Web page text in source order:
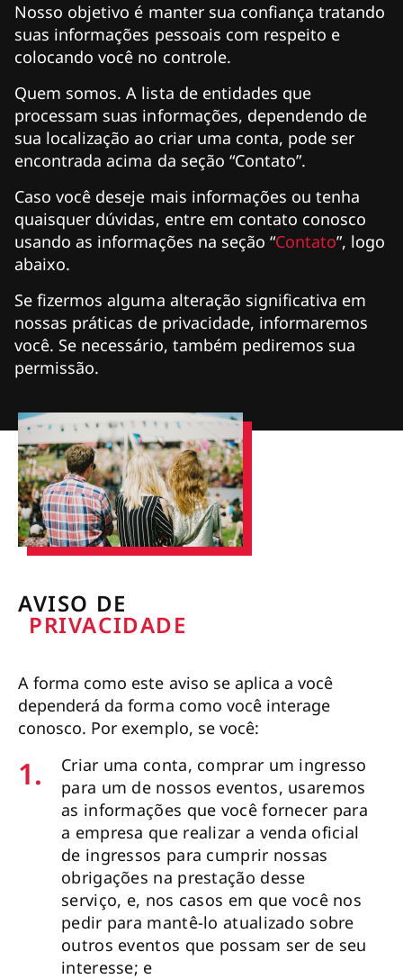
Nosso objetivo é manter sua confiança tratando
suas informações pessoais com respeito e
colocando você no controle.
Quem somos. A lista de entidades que
processam suas informações, dependendo de
sua localização ao criar uma conta, pode ser
encontrada acima da seção “Contato”.
Caso você deseje mais informações ou tenha
quaisquer dúvidas, entre em contato conosco
usando as informações na seção “Contato”, logo
abaixo.
Se fizermos alguma alteração significativa em
nossas práticas de privacidade, informaremos
você. Se necessário, também pediremos sua
permissão.
AVISO DE
PRIVACIDADE
A forma como este aviso se aplica a você
dependerá da forma como você interage
conosco. Por exemplo, se você:
1.
Criar uma conta, comprar um ingresso
para um de nossos eventos, usaremos
as informações que você fornecer para
a empresa que realizar a venda oficial
de ingressos para cumprir nossas
obrigações na prestação desse
serviço, e, nos casos em que você nos
pedir para mantê-lo atualizado sobre
outros eventos que possam ser de seu
interesse; e